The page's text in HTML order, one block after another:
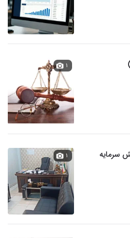
۱
سرمایه ۱